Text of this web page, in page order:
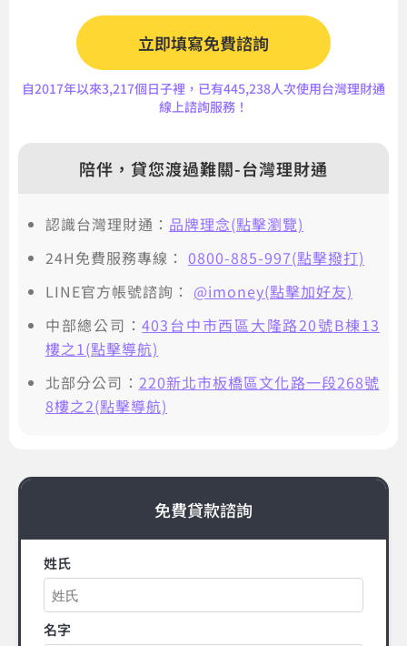
立即填寫免費諮詢
自2017年以來3,217個日子裡，已有445,238人次使用台灣理財通
線上諮詢服務！
陪伴，貸您渡過難關-台灣理財通
認識台灣理財通： 品牌理念(點擊瀏覽)
24H免費服務專線： 0800-885-997(點擊撥打)
LINE官方帳號諮詢： @imoney(點擊加好友)
中部總公司：403台中市西區大隆路20號B棟13
樓之1(點擊導航)
北部分公司： 220新北市板橋區文化路一段268號
8樓之2(點擊導航)
免費貸款諮詢
姓氏
名字